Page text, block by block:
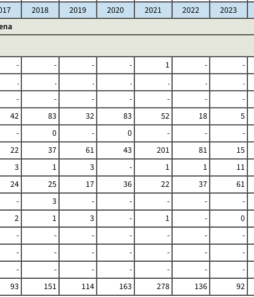
2018 2019 2020 2021 2022
2023
- - - - 1 -
-
. . . . . .
.
- - - - - -
-
42 83 32 83 52 18
5
- 0 - 0 - -
-
22 37 61 43 201 81
15
3 1 3 - 1 1
11
24 25 17 36 22 37
61
- 3 - - - -
-
2 1 3 - 1 -
0
- - - - - -
-
- - - - - -
-
- - - - - -
-
93 151 114 163 278 136 92